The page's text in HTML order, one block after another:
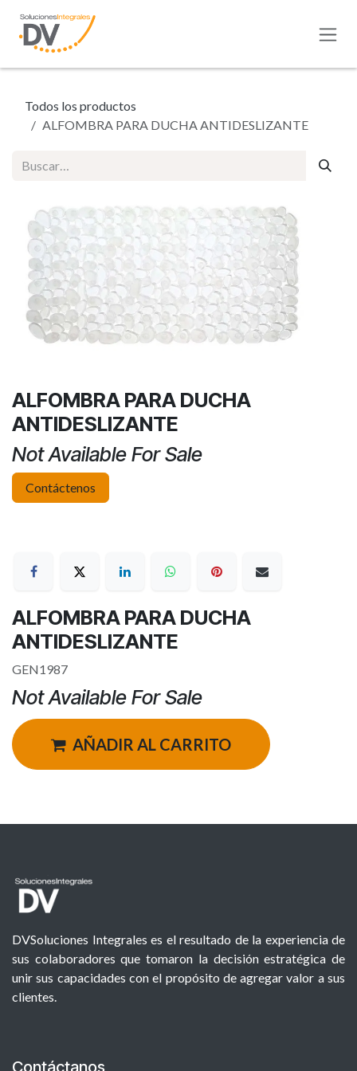
Todos los productos
ALFOMBRA PARA DUCHA ANTIDESLIZANTE
ALFOMBRA PARA DUCHA
ANTIDESLIZANTE
Not Available For Sale
Contáctenos
ALFOMBRA PARA DUCHA
ANTIDESLIZANTE
GEN1987
Not Available For Sale
AÑADIR AL CARRITO
DVSoluciones Integrales es el resultado de la experiencia de
sus colaboradores que tomaron la decisión estratégica de
unir sus capacidades con el propósito de agregar valor a sus
clientes.
Contáctanos